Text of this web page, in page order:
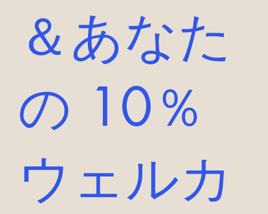
＆あなた
の 10％
ウェルカ